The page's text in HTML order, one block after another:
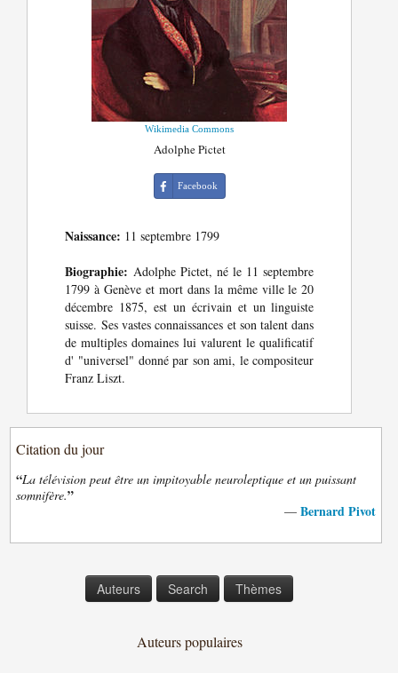
Wikimedia Commons
Adolphe Pictet
Facebook
Naissance: 11 septembre 1799
Biographie: Adolphe Pictet, né le 11 septembre
1799 à Genève et mort dans la même ville le 20
décembre 1875, est un écrivain et un linguiste
suisse. Ses vastes connaissances et son talent dans
de multiples domaines lui valurent le qualificatif
d' "universel" donné par son ami, le compositeur
Franz Liszt.
Citation du jour
“La télévision peut être un impitoyable neuroleptique et un puissant
somnifère.”
— Bernard Pivot
Auteurs Search Thèmes
Auteurs populaires